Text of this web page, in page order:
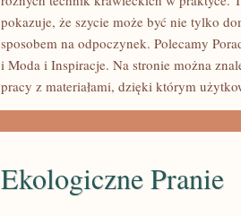
pokazuje, że szycie może być nie tylko
sposobem na odpoczynek. Polecamy
i Moda i Inspiracje. Na stronie można
pracy z materiałami, dzięki którym
Ekologiczne Pranie